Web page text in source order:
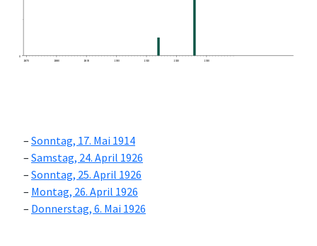
0
1870
1880 1890 1900 1910 1920 1930
Sonntag, 17. Mai 1914
Samstag, 24. April 1926
Sonntag, 25. April 1926
Montag, 26. April 1926
Donnerstag, 6. Mai 1926